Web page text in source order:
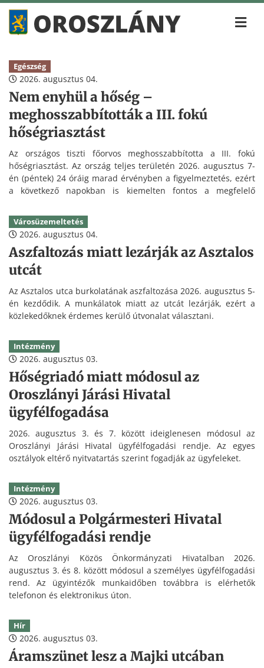
Egészség
2026. augusztus 04.
Nem enyhül a hőség –
meghosszabbították a III. fokú
hőségriasztást
Az országos tiszti főorvos meghosszabbította a III. fokú
hőségriasztást. Az ország teljes területén 2026. augusztus 7-
én (péntek) 24 óráig marad érvényben a figyelmeztetés, ezért
a következő napokban is kiemelten fontos a megfelelő
Városüzemeltetés
2026. augusztus 04.
Aszfaltozás miatt lezárják az Asztalos
utcát
Az Asztalos utca burkolatának aszfaltozása 2026. augusztus 5-
én kezdődik. A munkálatok miatt az utcát lezárják, ezért a
közlekedőknek érdemes kerülő útvonalat választani.
Intézmény
2026. augusztus 03.
Hőségriadó miatt módosul az
Oroszlányi Járási Hivatal
ügyfélfogadása
2026. augusztus 3. és 7. között ideiglenesen módosul az
Oroszlányi Járási Hivatal ügyfélfogadási rendje. Az egyes
osztályok eltérő nyitvatartás szerint fogadják az ügyfeleket.
Intézmény
2026. augusztus 03.
Módosul a Polgármesteri Hivatal
ügyfélfogadási rendje
Az Oroszlányi Közös Önkormányzati Hivatalban 2026.
augusztus 3. és 8. között módosul a személyes ügyfélfogadási
rend. Az ügyintézők munkaidőben továbbra is elérhetők
telefonon és elektronikus úton.
Hír
2026. augusztus 03.
Áramszünet lesz a Majki utcában